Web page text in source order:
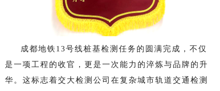
成都地铁13号线桩基检测任务的圆满完成，不仅
是一项工程的收官，更是一次能力的淬炼与品牌的升
华。这标志着交大检测公司在复杂城市轨道交通检测